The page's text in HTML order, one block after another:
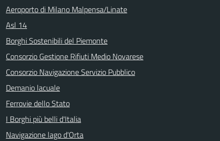
Aeroporto di Milano Malpensa/Linate
Asl 14
Borghi Sostenibili del Piemonte
Consorzio Gestione Rifiuti Medio Novarese
Consorzio Navigazione Servizio Pubblico
Demanio lacuale
Ferrovie dello Stato
I Borghi più belli d'Italia
Navigazione lago d'Orta